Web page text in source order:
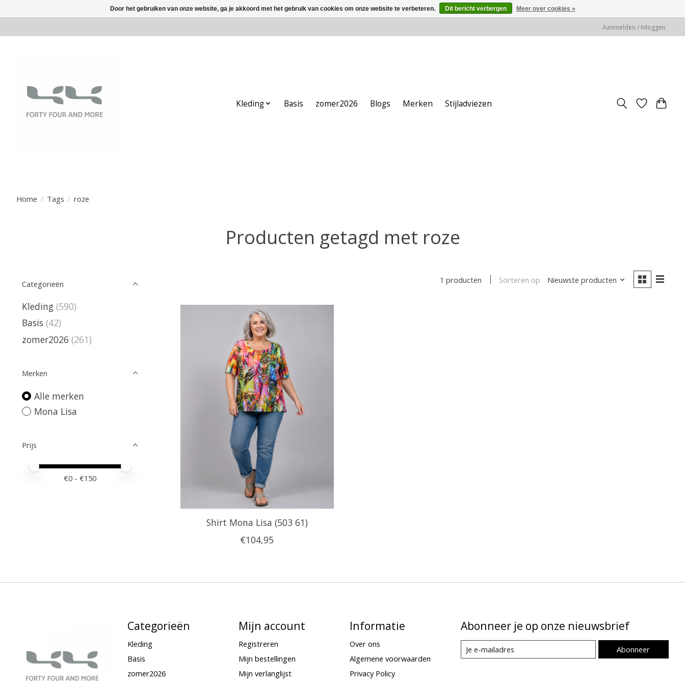
Aanmelden / Inloggen
Kleding Basis zomer2026 Blogs Merken Stijladviezen
Home / Tags / roze
Producten getagd met roze
Categorieën
Kleding (590)
Basis (42)
zomer2026 (261)
Merken
Alle merken
Mona Lisa
Prijs
Minimale prijswaarde
Price maximum value
€0 - €150
1 producten Sorteren op Nieuwste producten
Shirt Mona Lisa (503 61)
€104,95
Categorieën
Kleding
Basis
zomer2026
Mijn account
Registreren
Mijn bestellingen
Mijn verlanglijst
Informatie
Over ons
Algemene voorwaarden
Privacy Policy
Abonneer je op onze nieuwsbrief
Abonneer
Door het gebruiken van onze website, ga je akkoord met het gebruik van cookies om onze website te verbeteren. Dit bericht verbergen Meer over cookies »